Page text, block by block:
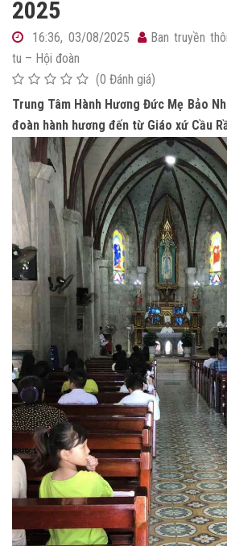
2025
16:36, 03/08/2025 Ban truyền
tu – Hội đoàn
(0 Đánh giá)
Trung Tâm Hành Hương Đức Mẹ Bảo
đoàn hành hương đến từ Giáo xứ Cầu